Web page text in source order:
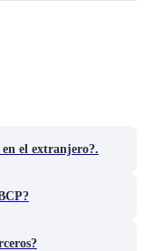
el extranjero?.